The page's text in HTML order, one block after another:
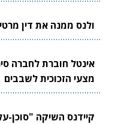
ולנס ממנה את דין
אינטל חוברת לחברה
מצעי הזכוכית לשבבים
קיידנס השיקה "סוכן-